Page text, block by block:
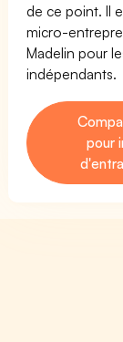
de ce point. Il
micro-
Madelin pour
indépendants.
pour